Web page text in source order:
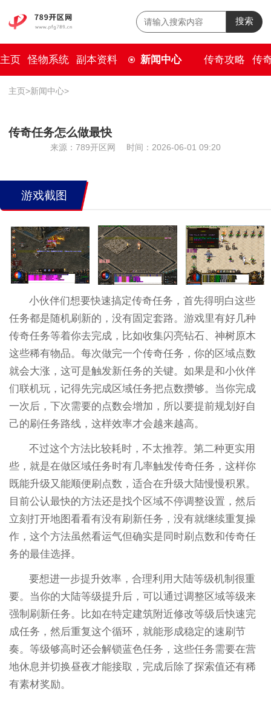
搜索
主页 怪物系统 副本资料 新闻中心 传奇攻略 传
主页>新闻中心>
传奇任务怎么做最快
来源：789开区网 时间：2026-06-01 09:20
游戏截图
小伙伴们想要快速搞定传奇任务，首先得明白这些
任务都是随机刷新的，没有固定套路。游戏里有好几种
传奇任务等着你去完成，比如收集闪亮钻石、神树原木
这些稀有物品。每次做完一个传奇任务，你的区域点数
就会大涨，这可是触发新任务的关键。如果是和小伙伴
们联机玩，记得先完成区域任务把点数攒够。当你完成
一次后，下次需要的点数会增加，所以要提前规划好自
己的刷任务路线，这样效率才会越来越高。
不过这个方法比较耗时，不太推荐。第二种更实用
些，就是在做区域任务时有几率触发传奇任务，这样你
既能升级又能顺便刷点数，适合在升级大陆慢慢积累。
目前公认最快的方法还是找个区域不停调整设置，然后
立刻打开地图看看有没有刷新任务，没有就继续重复操
作，这个方法虽然看运气但确实是同时刷点数和传奇任
务的最佳选择。
要想进一步提升效率，合理利用大陆等级机制很重
要。当你的大陆等级提升后，可以通过调整区域等级来
强制刷新任务。比如在特定建筑附近修改等级后快速完
成任务，然后重复这个循环，就能形成稳定的速刷节
奏。等级够高时还会解锁蓝色任务，这些任务需要在营
地休息并切换昼夜才能接取，完成后除了探索值还有稀
有素材奖励。